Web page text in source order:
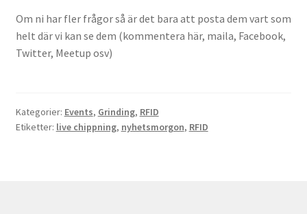
Om ni har fler frågor så är det bara att posta dem vart som
helt där vi kan se dem (kommentera här, maila, Facebook,
Twitter, Meetup osv)
Kategorier: Events, Grinding, RFID
Etiketter: live chippning, nyhetsmorgon, RFID